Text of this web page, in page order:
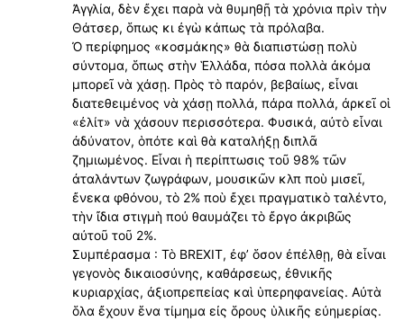
Ἀγγλία, δὲν ἔχει παρὰ νὰ θυμηθῇ τὰ χρόνια πρὶν τὴν
Θάτσερ, ὅπως κι ἐγὼ κάπως τὰ πρόλαβα.
Ὀ περίφημος «κοσμάκης» θὰ διαπιστώσῃ πολὺ
σύντομα, ὅπως στὴν Ἑλλάδα, πόσα πολλὰ ἀκόμα
μπορεῖ νὰ χάσῃ. Πρὸς τὸ παρόν, βεβαίως, εἶναι
διατεθειμένος νὰ χάσῃ πολλά, πάρα πολλά, ἀρκεῖ οἱ
«ἐλίτ» νὰ χάσουν περισσότερα. Φυσικά, αὐτὸ εἶναι
ἀδύνατον, ὁπότε καὶ θὰ καταλήξῃ διπλᾶ
ζημιωμένος. Εἶναι ἡ περίπτωσις τοῦ 98% τῶν
ἀταλάντων ζωγράφων, μουσικῶν κλπ ποὺ μισεῖ,
ἔνεκα φθόνου, τὸ 2% ποὺ ἔχει πραγματικὸ ταλέντο,
τὴν ἴδια στιγμὴ πού θαυμάζει τὸ ἔργο ἀκριβῶς
αὐτοῦ τοῦ 2%.
Συμπέρασμα : Τὸ BREXIT, ἐφ’ ὅσον ἐπέλθῃ, θὰ εἶναι
γεγονὸς δικαιοσύνης, καθάρσεως, ἐθνικῆς
κυριαρχίας, ἀξιοπρεπείας καὶ ὑπερηφανείας. Αὐτὰ
ὅλα ἔχουν ἕνα τίμημα εἰς ὅρους ὑλικῆς εὐημερίας.